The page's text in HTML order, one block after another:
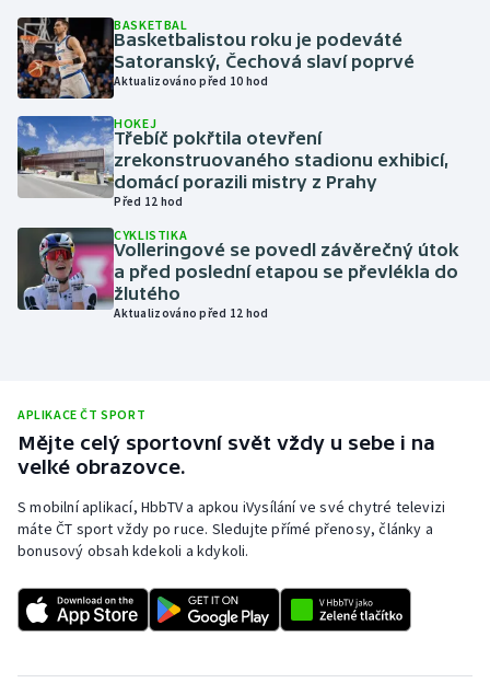
Lyže a snowboard
Moderní pětiboj
Motorsport
Olympijské hry
Parasport
Plavání
Ragby
Rychlobruslení
Rychlostní kanoistika
Short track
Sportovní střelba
BASKETBAL
Basketbalistou roku je podeváté
Satoranský, Čechová slaví poprvé
Aktualizováno před 10 hod
HOKEJ
Třebíč pokřtila otevření
zrekonstruovaného stadionu exhibicí,
domácí porazili mistry z Prahy
Před 12 hod
CYKLISTIKA
Volleringové se povedl závěrečný útok
a před poslední etapou se převlékla do
žlutého
Aktualizováno před 12 hod
APLIKACE ČT SPORT
Mějte celý sportovní svět vždy u sebe i na
velké obrazovce.
S mobilní aplikací, HbbTV a apkou iVysílání ve své chytré televizi
máte ČT sport vždy po ruce. Sledujte přímé přenosy, články a
bonusový obsah kdekoli a kdykoli.